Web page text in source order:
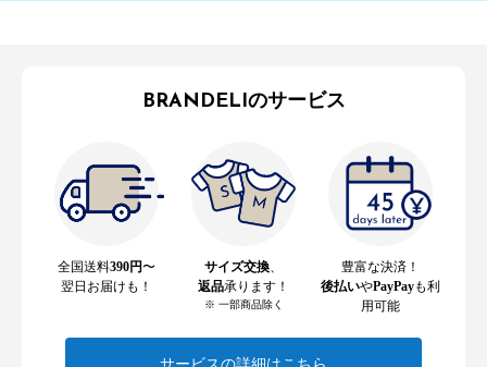
BRANDELIのサービス
全国送料390円〜
翌日お届けも！
サイズ交換
返品承ります！
※ 一部商品除く
豊富な決済！
後払いやPayPayも利
用可能